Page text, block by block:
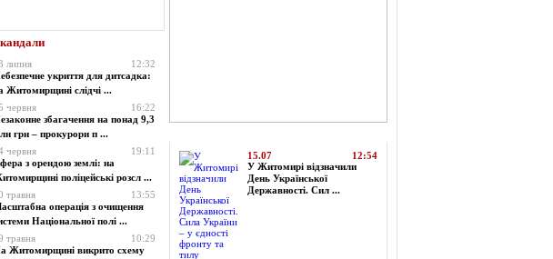
липня
12:32
укриття для дитсадка:
Житомирщині слідчі ...
червня
16:22
збагачення на понад 9,3
грн – прокурори п ...
червня
19:11
з орендою землі: на
поліцейські розсл ...
травня
13:55
операція з очищення
Національної полі ...
травня
10:29
Житомирщині викрито схему
15.07
12:54
У Житомирі відзначили
День Української
Державності. Сил ...